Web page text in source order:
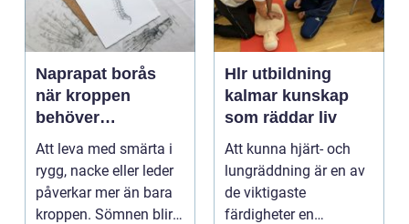
Naprapat borås
när kroppen
behöver
professionell
manuell
behandling
Att leva med smärta i
rygg, nacke eller leder
påverkar mer än bara
kroppen. Sömnen blir
Hlr utbildning
kalmar kunskap
som räddar liv
Att kunna hjärt- och
lungräddning är en av
de viktigaste
färdigheter en